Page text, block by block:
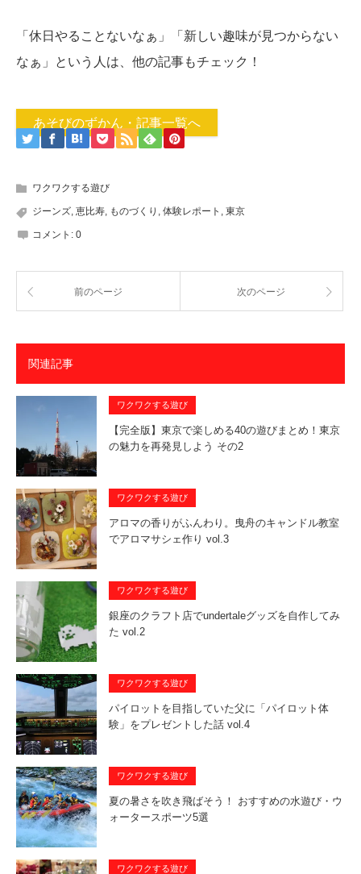
「休日やることないなぁ」「新しい趣味が見つからない
なぁ」という人は、他の記事もチェック！
あそびのずかん・記事一覧へ
ワクワクする遊び
ジーンズ, 恵比寿, ものづくり , 体験レポート , 東京
コメント: 0
前のページ 次のページ
関連記事
ワクワクする遊び
【完全版】東京で楽しめる40の遊びまとめ！東京
の魅力を再発見しよう その2
ワクワクする遊び
アロマの香りがふんわり。曳舟のキャンドル教室
でアロマサシェ作り vol.3
ワクワクする遊び
銀座のクラフト店でundertaleグッズを自作してみ
た vol.2
ワクワクする遊び
パイロットを目指していた父に「パイロット体
験」をプレゼントした話 vol.4
ワクワクする遊び
夏の暑さを吹き飛ばそう！ おすすめの水遊び・ウ
ォータースポーツ5選
ワクワクする遊び